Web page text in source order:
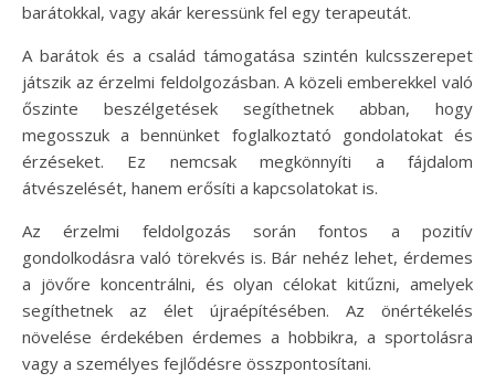
barátokkal, vagy akár keressünk fel egy terapeutát.
A barátok és a család támogatása szintén kulcsszerepet
játszik az érzelmi feldolgozásban. A közeli emberekkel való
őszinte beszélgetések segíthetnek abban, hogy
megosszuk a bennünket foglalkoztató gondolatokat és
érzéseket. Ez nemcsak megkönnyíti a fájdalom
átvészelését, hanem erősíti a kapcsolatokat is.
Az érzelmi feldolgozás során fontos a pozitív
gondolkodásra való törekvés is. Bár nehéz lehet, érdemes
a jövőre koncentrálni, és olyan célokat kitűzni, amelyek
segíthetnek az élet újraépítésében. Az önértékelés
növelése érdekében érdemes a hobbikra, a sportolásra
vagy a személyes fejlődésre összpontosítani.